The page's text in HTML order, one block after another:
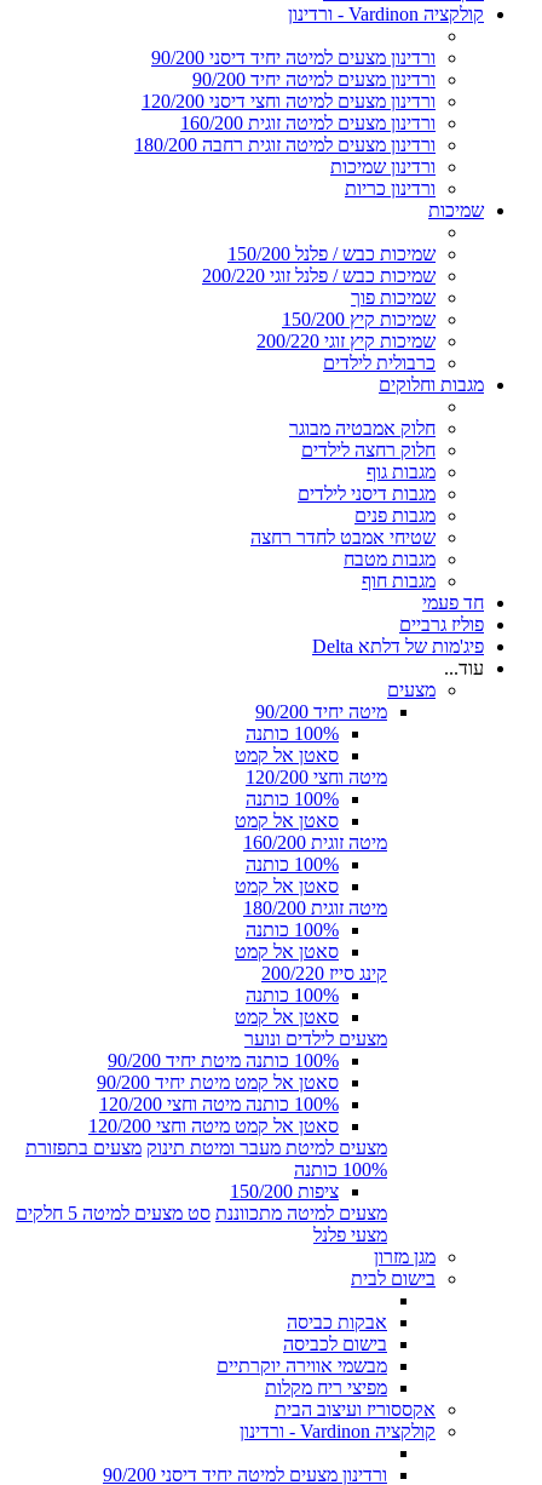
קולקציה Vardinon - ורדינון
ורדינון מצעים למיטה יחיד דיסני 90/200
ורדינון מצעים למיטה יחיד 90/200
ורדינון מצעים למיטה וחצי דיסני 120/200
ורדינון מצעים למיטה זוגית 160/200
ורדינון מצעים למיטה זוגית רחבה 180/200
ורדינון שמיכות
ורדינון כריות
שמיכות
שמיכות כבש / פלנל 150/200
שמיכות כבש / פלנל זוגי 200/220
שמיכות פוך
שמיכות קיץ 150/200
שמיכות קיץ זוגי 200/220
כרבולית לילדים
מגבות וחלוקים
חלוק אמבטיה מבוגר
חלוק רחצה לילדים
מגבות גוף
מגבות דיסני לילדים
מגבות פנים
שטיחי אמבט לחדר רחצה
מגבות מטבח
מגבות חוף
חד פעמי
פוליז גרביים
פיג'מות של דלתא Delta
עוד...
מצעים
מיטה יחיד 90/200
100% כותנה
סאטן אל קמט
מיטה וחצי 120/200
100% כותנה
סאטן אל קמט
מיטה זוגית 160/200
100% כותנה
סאטן אל קמט
מיטה זוגית 180/200
100% כותנה
סאטן אל קמט
קינג סייז 200/220
100% כותנה
סאטן אל קמט
מצעים לילדים ונוער
100% כותנה מיטת יחיד 90/200
סאטן אל קמט מיטת יחיד 90/200
100% כותנה מיטה וחצי 120/200
סאטן אל קמט מיטה וחצי 120/200
מצעים למיטת מעבר ומיטת תינוק מצעים בתפזורת
100% כותנה
ציפות 150/200
מצעים למיטה מתכווננת סט מצעים למיטה 5 חלקים
מצעי פלנל
מגן מזרון
בישום לבית
אבקות כביסה
בישום לכביסה
מבשמי אווירה יוקרתיים
מפיצי ריח מקלות
אקססוריז ועיצוב הבית
קולקציה Vardinon - ורדינון
ורדינון מצעים למיטה יחיד דיסני 90/200